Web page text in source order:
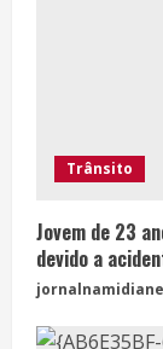
Trânsito
Jovem de 23
devido a